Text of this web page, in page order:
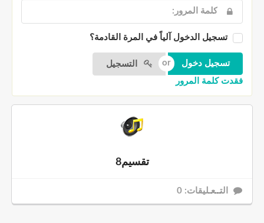
تسجيل الدخول آلياً في المرة القادمة؟
التسجيل
فقدت كلمة المرور
تقسيم8
التــعـليقات: 0